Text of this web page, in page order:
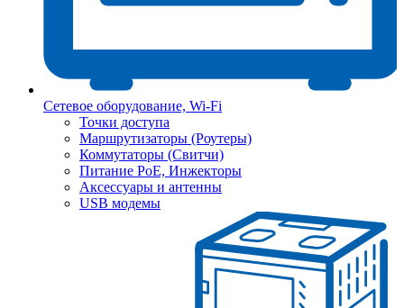
Сетевое оборудование, Wi-Fi
Точки доступа
Маршрутизаторы (Роутеры)
Коммутаторы (Свитчи)
Питание PoE, Инжекторы
Аксессуары и антенны
USB модемы